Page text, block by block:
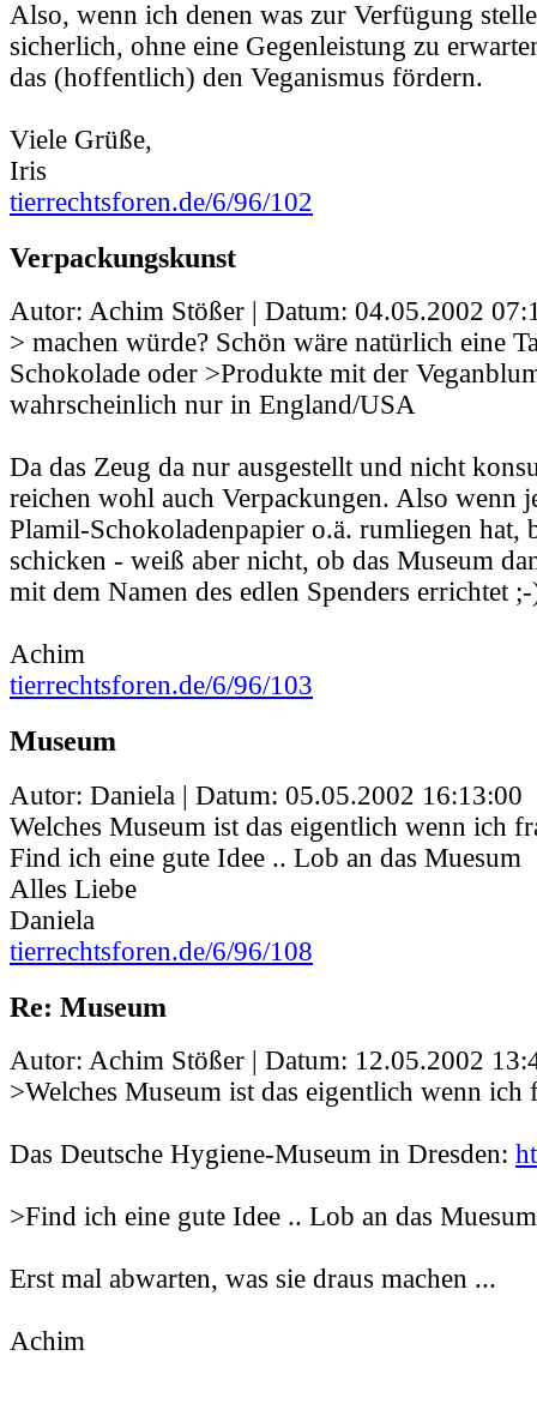
Also, wenn ich denen was zur Verfügung
sicherlich, ohne eine Gegenleistung zu
das (hoffentlich) den Veganismus fördern.
Viele Grüße,
Iris
tierrechtsforen.de/6/96/102
Verpackungskunst
Autor: Achim Stößer | Datum: 04.05.2002
> machen würde? Schön wäre natürlich eine
Schokolade oder >Produkte mit der
wahrscheinlich nur in England/USA
Da das Zeug da nur ausgestellt und nicht
reichen wohl auch Verpackungen. Also wenn
Plamil-Schokoladenpapier o.ä. rumliegen hat,
schicken - weiß aber nicht, ob das Museum
mit dem Namen des edlen Spenders errichtet
Achim
tierrechtsforen.de/6/96/103
Museum
Autor: Daniela | Datum: 05.05.2002 16:13:00
Welches Museum ist das eigentlich wenn ich
Find ich eine gute Idee .. Lob an das Muesum
Alles Liebe
Daniela
tierrechtsforen.de/6/96/108
Re: Museum
Autor: Achim Stößer | Datum: 12.05.2002
>Welches Museum ist das eigentlich wenn ich
Das Deutsche Hygiene-Museum in Dresden:
>Find ich eine gute Idee .. Lob an das Muesum
Erst mal abwarten, was sie draus machen ...
Achim